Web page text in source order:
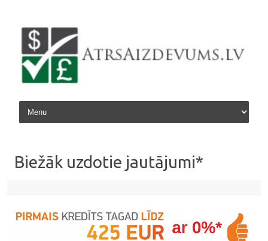
Skip to content
Biežāk uzdotie jautājumi*